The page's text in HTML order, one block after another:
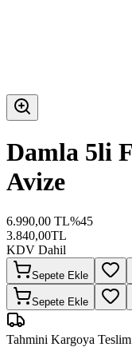
Damla 5li
Avize
6.990,00 TL%45
3.840,00TL
KDV Dahil
Sepete Ekle
Sepete Ekle
Tahmini Kargoya